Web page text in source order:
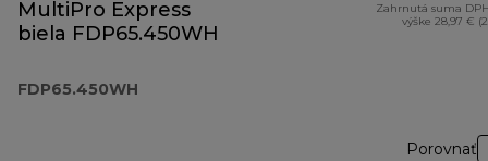
MultiPro Express
biela FDP65.450WH
FDP65.450WH
Zahrnutá suma
výške 28,97 €
Porovnať